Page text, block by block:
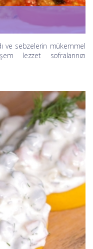
ve sebzelerin mükemmel
lezzet sofralarınızı